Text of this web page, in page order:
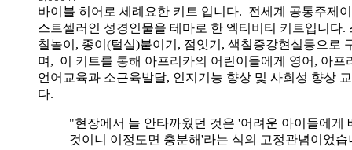
바이블 히어로 세례요한 키트 입니다. 전세계 공통주제
스트셀러인 성경인물을 테마로 한 엑티비티 키트입니다.
칠놀이, 종이(털실)붙이기, 점잇기, 색칠증강현실등으로
며, 이 키트를 통해 아프리카의 어린이들에게 영어, 아프
언어교육과 소근육발달, 인지기능 향상 및 사회성 향상
다.
"현장에서 늘 안타까웠던 것은 '어려운 아이들에게
것이니 이정도면 충분해'라는 식의 고정관념이었습